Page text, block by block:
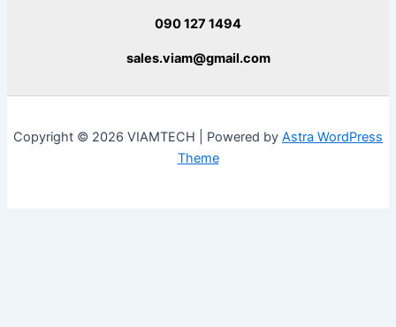
090 127 1494
sales.viam@gmail.com
Copyright © 2026 VIAMTECH | Powered by Astra WordPress
Theme